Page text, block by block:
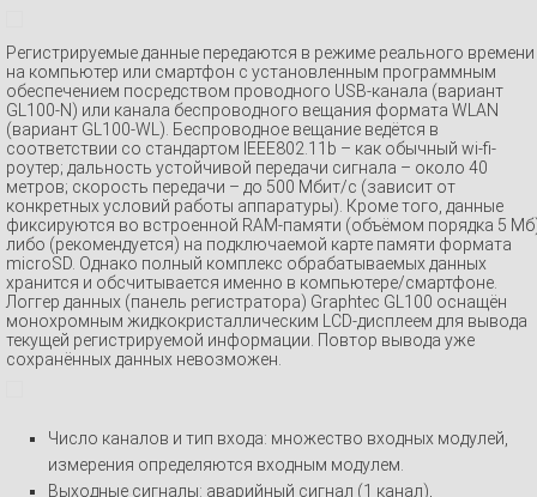
Регистрируемые данные передаются в режиме реального времени
на компьютер или смартфон с установленным программным
обеспечением посредством проводного USB-канала (вариант
GL100-N) или канала беспроводного вещания формата WLAN
(вариант GL100-WL). Беспроводное вещание ведётся в
соответствии со стандартом IEEE802.11b – как обычный wi-fi-
роутер; дальность устойчивой передачи сигнала – около 40
метров; скорость передачи – до 500 Мбит/с (зависит от
конкретных условий работы аппаратуры). Кроме того, данные
фиксируются во встроенной RAM-памяти (объёмом порядка 5
либо (рекомендуется) на подключаемой карте памяти формата
microSD. Однако полный комплекс обрабатываемых данных
хранится и обсчитывается именно в компьютере/смартфоне.
Логгер данных (панель регистратора) Graphtec GL100 оснащён
монохромным жидкокристаллическим LCD-дисплеем для вывода
текущей регистрируемой информации. Повтор вывода уже
сохранённых данных невозможен.
Число каналов и тип входа: множество входных модулей,
измерения определяются входным модулем.
Выходные сигналы: аварийный сигнал (1 канал),